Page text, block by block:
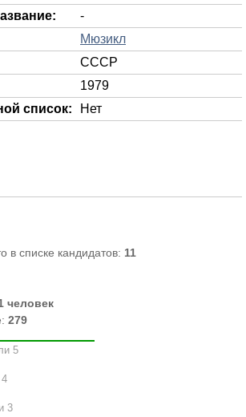
-
Мюзикл
СССР
1979
список:
Нет
в списке кандидатов: 11
человек
279
5
3